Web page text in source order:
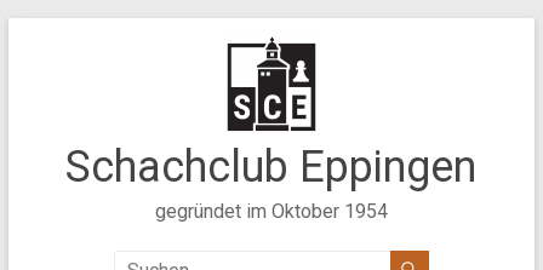
Schachclub Eppingen
gegründet im Oktober 1954